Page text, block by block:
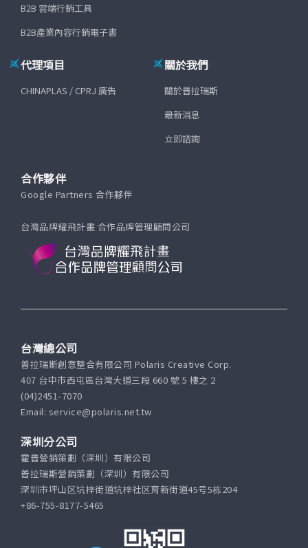
B2B 雲端行銷工具
B2B產業內容行銷電子書
代理項目
CHINAPLAS / CPRJ 廣告
關於我們
關於普拉瑞斯
最新消息
立即諮詢
合作夥伴
Google Partners 合作夥伴
台灣品牌耀飛計畫 合作品牌管理顧問公司
台灣總公司
普拉瑞斯創意整合有限公司 Polaris Creative Corp.
407 台中市西屯區台灣大道三段 660 號 5 樓之 2
(04)2451-7070
Email: service@polaris.net.tw
深圳分公司
霍普營銷策劃（深圳）有限公司
普拉瑞斯營銷策劃（深圳）有限公司
深圳市坪山区坑梓街道坑梓社区育新街道45号5栋204
+86-755-8177-5465